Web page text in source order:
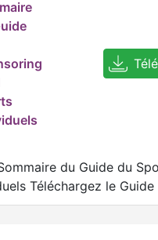
du Guide du
Téléchargez le Guide